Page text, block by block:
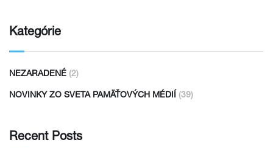
Kategórie
NEZARADENÉ (2)
NOVINKY ZO SVETA PAMÄŤOVÝCH MÉDIÍ (39)
Recent Posts